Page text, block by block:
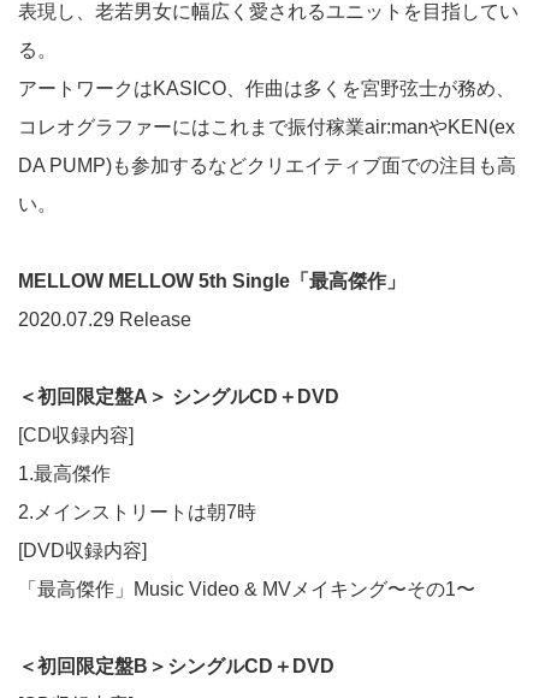
表現し、老若男女に幅広く愛されるユニットを目指してい
る。
アートワークはKASICO、作曲は多くを宮野弦士が務め、
コレオグラファーにはこれまで振付稼業air:manやKEN(ex
DA PUMP)も参加するなどクリエイティブ面での注目も高
い。
MELLOW MELLOW 5th Single「最高傑作」
2020.07.29 Release
＜初回限定盤A＞ シングルCD＋DVD
[CD収録内容]
1.最高傑作
2.メインストリートは朝7時
[DVD収録内容]
「最高傑作」Music Video & MVメイキング〜その1〜
＜初回限定盤B＞シングルCD＋DVD